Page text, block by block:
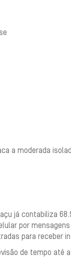
a moderada
já contabiliza
por mensagens
para receber
de tempo até